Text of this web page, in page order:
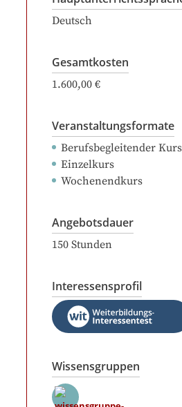
Deutsch
Gesamtkosten
1.600,00 €
Veranstaltungsformate
Berufsbegleitender Kurs
Einzelkurs
Wochenendkurs
Angebotsdauer
150 Stunden
Interessensprofil
Wissensgruppen